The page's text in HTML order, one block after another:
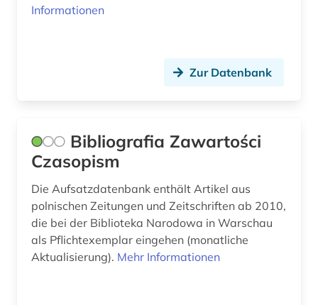
Informationen
Zur Datenbank
Bibliografia Zawartości
Czasopism
Die Aufsatzdatenbank enthält Artikel aus
polnischen Zeitungen und Zeitschriften ab 2010,
die bei der Biblioteka Narodowa in Warschau
als Pflichtexemplar eingehen (monatliche
Aktualisierung). Mehr Informationen